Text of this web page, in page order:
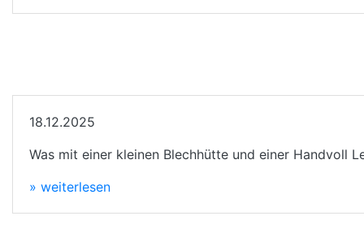
18.12.2025
Was mit einer kleinen Blechhütte und einer Handvoll
» weiterlesen